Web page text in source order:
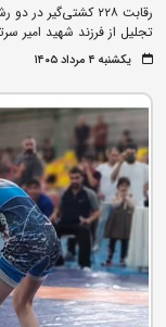
رقابت ۲۲۸ کشتی‌گیر در دو رشته آزاد و فرنگی
تجلیل از فرزند شهید امیر
یکشنبه ۴ مرداد ۱۴۰۵